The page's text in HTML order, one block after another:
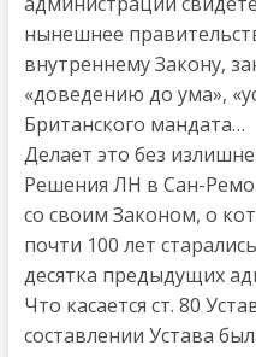
нынешнее
внутреннему Закону,
«доведению до ума»,
Британского мандата…
Делает это без
Решения ЛН в Сан-Ремо
со своим Законом, о
почти 100 лет
десятка предыдущих
Что касается ст. 80
составлении Устава